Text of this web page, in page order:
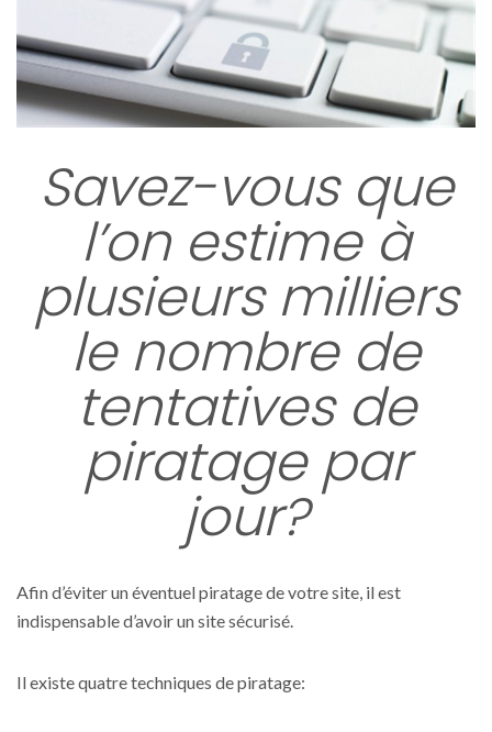
Savez-vous que
l’on estime à
plusieurs milliers
le nombre de
tentatives de
piratage par
jour?
Afin d’éviter un éventuel piratage de votre site, il est
indispensable d’avoir un site sécurisé.
Il existe quatre techniques de piratage: